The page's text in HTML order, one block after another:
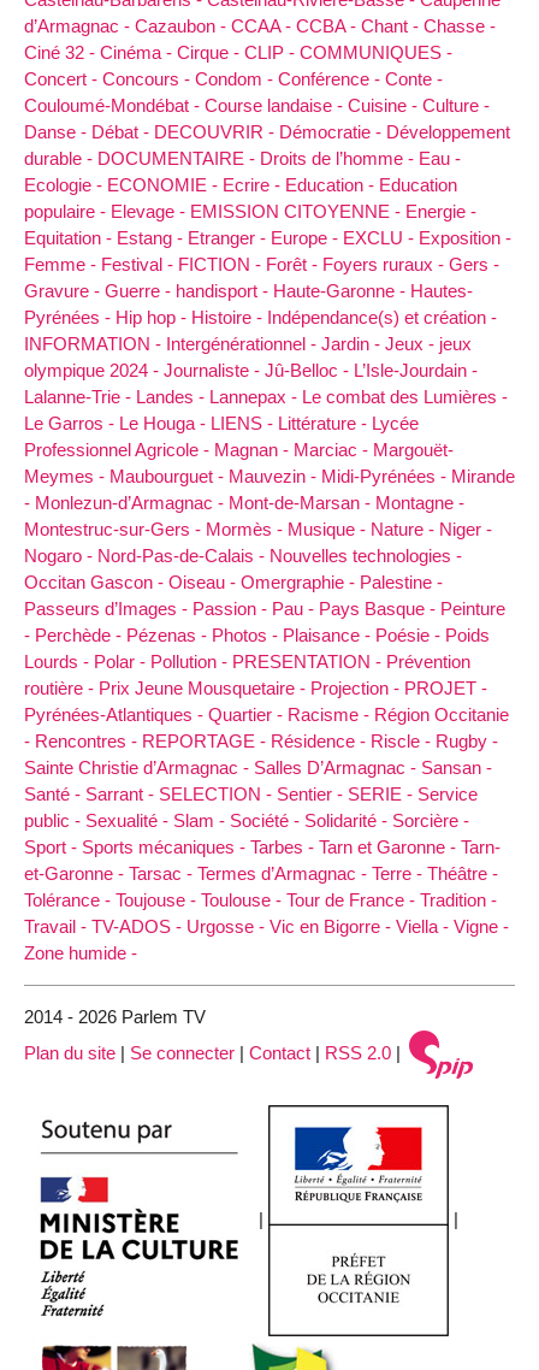
d’Armagnac - Cazaubon - CCAA - CCBA - Chant - Chasse -
Ciné 32 - Cinéma - Cirque - CLIP - COMMUNIQUES -
Concert - Concours - Condom - Conférence - Conte -
Couloumé-Mondébat - Course landaise - Cuisine - Culture -
Danse - Débat - DECOUVRIR - Démocratie - Développement
durable - DOCUMENTAIRE - Droits de l’homme - Eau -
Ecologie - ECONOMIE - Ecrire - Education - Education
populaire - Elevage - EMISSION CITOYENNE - Energie -
Equitation - Estang - Etranger - Europe - EXCLU - Exposition -
Femme - Festival - FICTION - Forêt - Foyers ruraux - Gers -
Gravure - Guerre - handisport - Haute-Garonne - Hautes-
Pyrénées - Hip hop - Histoire - Indépendance(s) et création -
INFORMATION - Intergénérationnel - Jardin - Jeux - jeux
olympique 2024 - Journaliste - Jû-Belloc - L’Isle-Jourdain -
Lalanne-Trie - Landes - Lannepax - Le combat des Lumières -
Le Garros - Le Houga - LIENS - Littérature - Lycée
Professionnel Agricole - Magnan - Marciac - Margouët-
Meymes - Maubourguet - Mauvezin - Midi-Pyrénées - Mirande
- Monlezun-d’Armagnac - Mont-de-Marsan - Montagne -
Montestruc-sur-Gers - Mormès - Musique - Nature - Niger -
Nogaro - Nord-Pas-de-Calais - Nouvelles technologies -
Occitan Gascon - Oiseau - Omergraphie - Palestine -
Passeurs d’Images - Passion - Pau - Pays Basque - Peinture
- Perchède - Pézenas - Photos - Plaisance - Poésie - Poids
Lourds - Polar - Pollution - PRESENTATION - Prévention
routière - Prix Jeune Mousquetaire - Projection - PROJET -
Pyrénées-Atlantiques - Quartier - Racisme - Région Occitanie
- Rencontres - REPORTAGE - Résidence - Riscle - Rugby -
Sainte Christie d’Armagnac - Salles D’Armagnac - Sansan -
Santé - Sarrant - SELECTION - Sentier - SERIE - Service
public - Sexualité - Slam - Société - Solidarité - Sorcière -
Sport - Sports mécaniques - Tarbes - Tarn et Garonne - Tarn-
et-Garonne - Tarsac - Termes d’Armagnac - Terre - Théâtre -
Tolérance - Toujouse - Toulouse - Tour de France - Tradition -
Travail - TV-ADOS - Urgosse - Vic en Bigorre - Viella - Vigne -
Zone humide -
2014 - 2026 Parlem TV
Plan du site | Se connecter | Contact | RSS 2.0 |
| |